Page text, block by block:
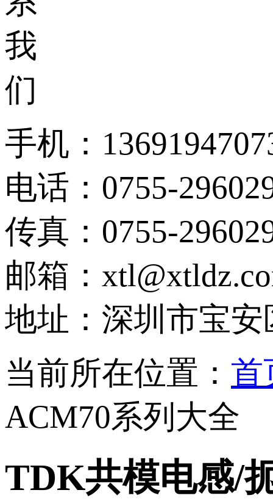
手机：
电话：0755-
传真：0755-
邮箱：
地址：深圳市宝
当前所在位置： 首
ACM70系列大全
TDK共模电感/